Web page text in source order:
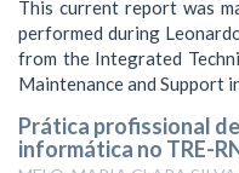
This current report was
performed during
from the Integrated
Maintenance and Support in
Prática profissional
informática no TRE-